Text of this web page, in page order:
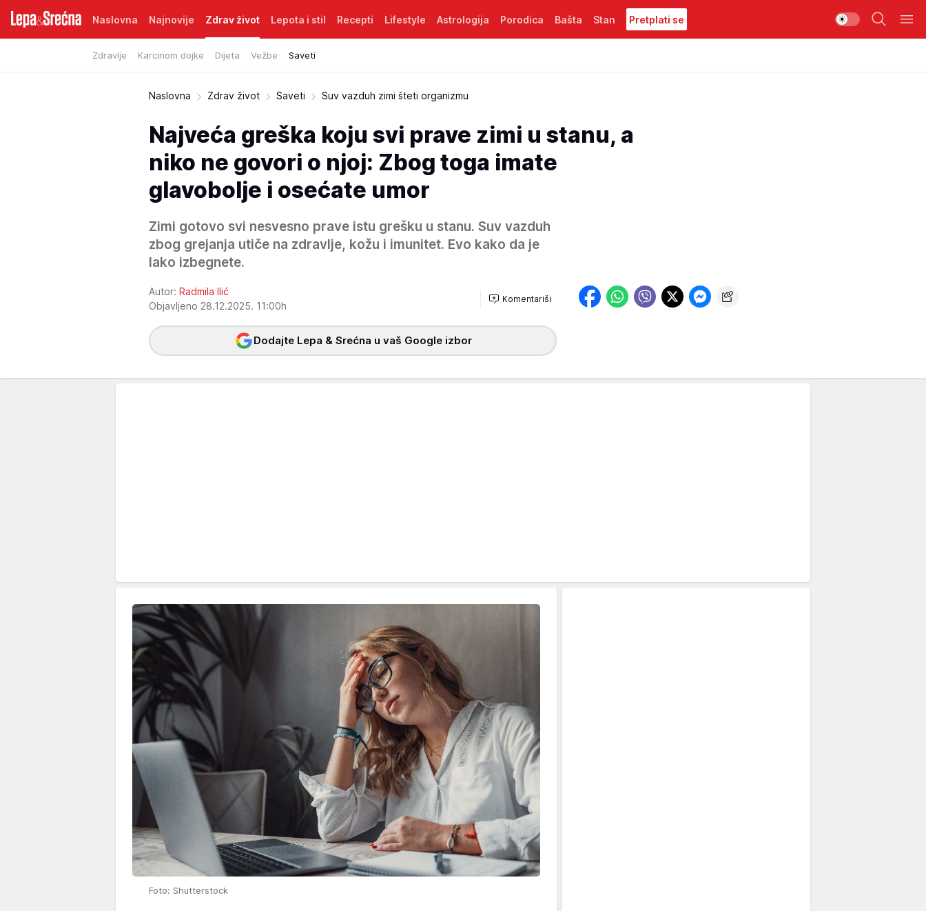
Naslovna Najnovije Zdrav život
Zdravlje Karcinom dojke Dijeta Vežbe Saveti
Lepota i stil Recepti Lifestyle Astrologija Porodica Bašta Stan Pretplati se
Naslovna Zdrav život Saveti Suv vazduh zimi šteti organizmu
Najveća greška koju svi prave zimi u stanu, a
niko ne govori o njoj: Zbog toga imate
glavobolje i osećate umor
Zimi gotovo svi nesvesno prave istu grešku u stanu. Suv vazduh
zbog grejanja utiče na zdravlje, kožu i imunitet. Evo kako da je
lako izbegnete.
Autor: Radmila Ilić
Objavljeno 28.12.2025. 11:00h
Komentariši
Dodajte Lepa & Srećna u vaš Google izbor
Foto: Shutterstock